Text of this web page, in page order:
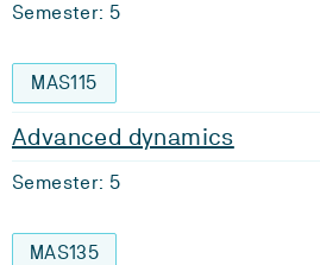
Semester: 5
MAS115
Advanced dynamics
Semester: 5
MAS135